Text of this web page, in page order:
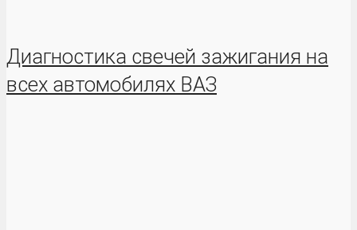
Диагностика свечей зажигания на
всех автомобилях ВАЗ